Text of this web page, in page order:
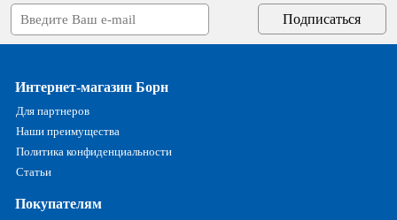
Интернет-магазин Борн
Для партнеров
Наши преимущества
Политика конфиденциальности
Статьи
Покупателям